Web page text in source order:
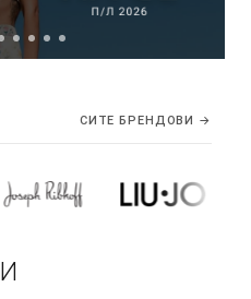
СИТЕ БРЕНДОВИ →